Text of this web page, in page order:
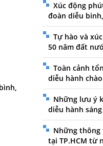
Xúc động
đoàn diễu
Tự hào và
50 năm đất
Toàn cảnh
diễu hành
Những lưu ý
diễu hành
Những thông
tại TP.HCM từ